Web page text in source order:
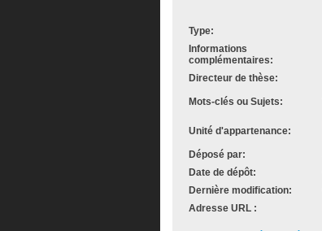
Type:
Informations
complémentaires:
Directeur de thèse:
Mots-clés ou Sujets:
Unité d'appartenance:
Déposé par:
Date de dépôt:
Dernière modification:
Adresse URL :